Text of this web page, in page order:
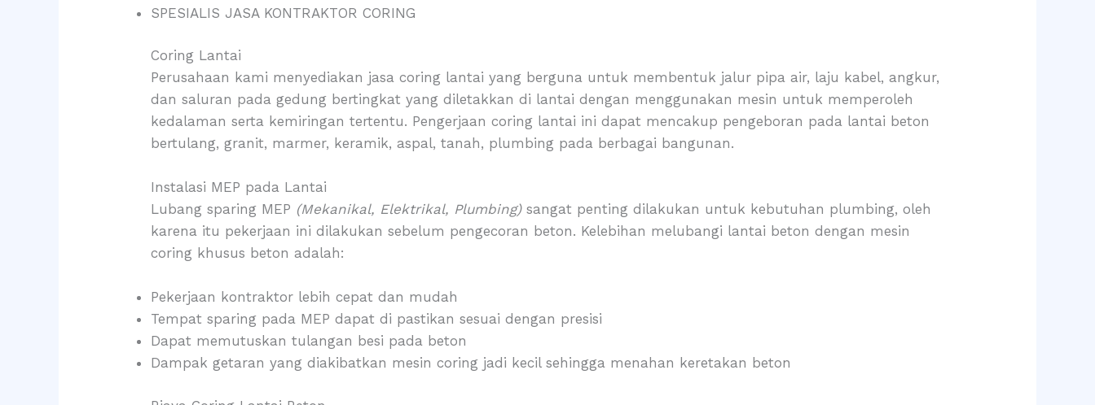
SPESIALIS JASA KONTRAKTOR CORING
Coring Lantai
Perusahaan kami menyediakan jasa coring lantai yang berguna untuk membentuk jalur pipa air, laju kabel, angkur,
dan saluran pada gedung bertingkat yang diletakkan di lantai dengan menggunakan mesin untuk memperoleh
kedalaman serta kemiringan tertentu. Pengerjaan coring lantai ini dapat mencakup pengeboran pada lantai beton
bertulang, granit, marmer, keramik, aspal, tanah, plumbing pada berbagai bangunan.
Instalasi MEP pada Lantai
Lubang sparing MEP (Mekanikal, Elektrikal, Plumbing)sangat penting dilakukan untuk kebutuhan plumbing, oleh
karena itu pekerjaan ini dilakukan sebelum pengecoran beton. Kelebihan melubangi lantai beton dengan mesin
coring khusus beton adalah:
Pekerjaan kontraktor lebih cepat dan mudah
Tempat sparing pada MEP dapat di pastikan sesuai dengan presisi
Dapat memutuskan tulangan besi pada beton
Dampak getaran yang diakibatkan mesin coring jadi kecil sehingga menahan keretakan beton